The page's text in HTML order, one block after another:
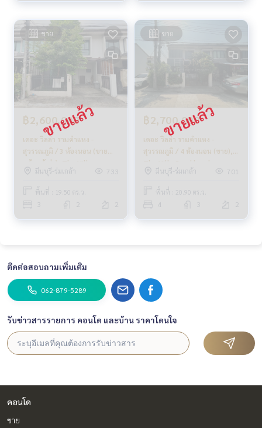
ขาย
฿2,600,000
เดอะ วิลล่า รามคำแหง -
สุวรรณภูมิ / 3 ห้องนอน (ขาย
พร้อมผู้เช่า), The Villa
Ramkhamhaeng -
Suvarnabhumi / 3 Bedrooms
(SALE WITH TENANT) AA290
มีนบุรี-ร่มเกล้า 733
พื้นที่ : 19.50 ตร.ว.
ขาย
฿2,700,000
เดอะ วิลล่า รามคำแหง -
สุวรรณภูมิ / 4 ห้องนอน (ขาย),
The Villa Ramkhamhaeng -
Suvarnabhumi / 4 Bedrooms
(SALE) AA295
มีนบุรี-ร่มเกล้า 701
พื้นที่ : 20.90 ตร.ว.
4
ติดต่อสอบถามเพิ่มเติม
062-879-5289
รับข่าวสารรายการ คอนโด และบ้าน ราคาโดนใจ
คอนโด
ขาย